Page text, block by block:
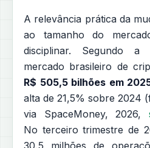
A relevância prática da
ao tamanho do
disciplinar. Segundo a
mercado brasileiro de
R$ 505,5 bilhões em
alta de 21,5% sobre 2024
via SpaceMoney, 2026,
No terceiro trimestre de
30,5 milhões de